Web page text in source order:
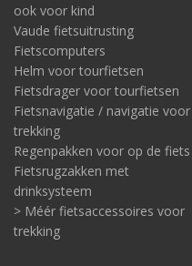
ook voor kind
Vaude fietsuitrusting
Fietscomputers
Helm voor tourfietsen
Fietsdrager voor tourfietsen
Fietsnavigatie / navigatie voor
trekking
Regenpakken voor op de fiets
Fietsrugzakken met
drinksysteem
> Méér fietsaccessoires voor
trekking